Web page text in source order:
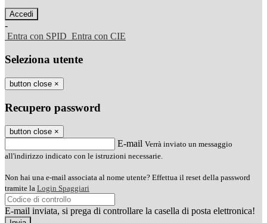
-
Entra con SPID Entra con CIE
Seleziona utente
button close ×
Recupero password
button close ×
E-mail Verrà inviato un messaggio
all'indirizzo indicato con le istruzioni necessarie.
Non hai una e-mail associata al nome utente? Effettua il reset della password
tramite la Login Spaggiari
E-mail inviata, si prega di controllare la casella di posta elettronica!